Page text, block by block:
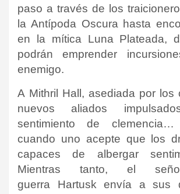
paso a través de los
la Antípoda Oscura hasta
en la mítica Luna Plateada,
podrán emprender
enemigo.
A Mithril Hall, asediada por los
nuevos aliados
sentimiento de
cuando uno acepte que los
capaces de albergar
Mientras tanto, el
guerra Hartusk envía a sus